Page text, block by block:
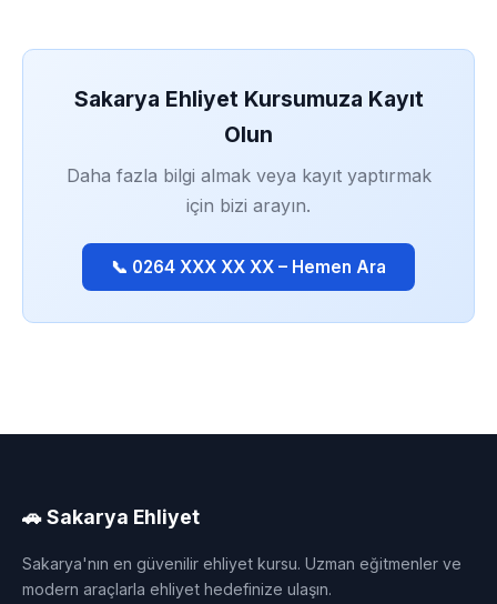
Sakarya Ehliyet Kursumuza Kayıt
Olun
Daha fazla bilgi almak veya kayıt yaptırmak
için bizi arayın.
📞 0264 XXX XX XX – Hemen Ara
🚗 Sakarya Ehliyet
Sakarya'nın en güvenilir ehliyet kursu. Uzman eğitmenler ve
modern araçlarla ehliyet hedefinize ulaşın.